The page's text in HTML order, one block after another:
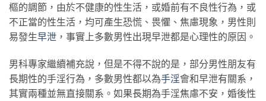
樞的調節，由於不健康的性生活，或婚前有不良性行為，或
不正當的性生活，均可產生恐慌、畏懼、焦慮現象，男性則
易發生早泄 ，事實上多數男性出現早泄都是心理性的原因。
男科專家繼續補充說，但是不得不說的是，部分男性朋友有
長期性的手淫行為，多數男性都以為手淫會和早泄有關系，
其實兩種並無直接關系。如果長期為手淫焦慮不安，婚後性